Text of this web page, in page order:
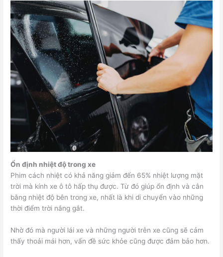
Ổn định nhiệt độ trong xe
Phim cách nhiệt có khả năng giảm đến 65% nhiệt lượng mặt
trời mà kính xe ô tô hấp thụ được. Từ đó giúp ổn định và cân
bằng nhiệt độ bên trong xe, nhất là khi di chuyển vào những
thời điểm trời nắng gắt.
Nhờ đó mà người lái xe và những người trên xe cũng sẽ cảm
thấy thoải mái hơn, vấn đề sức khỏe cũng được đảm bảo hơn.